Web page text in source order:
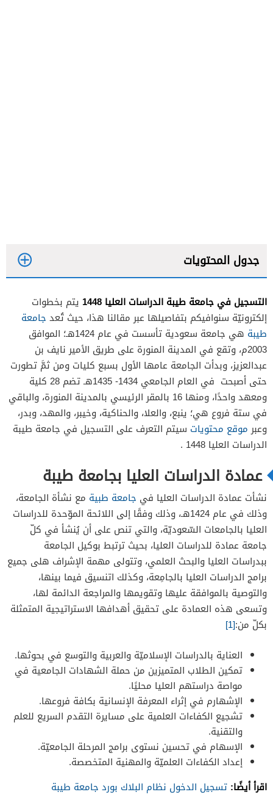
جدول المحتويات
التسجيل في جامعة طيبة الدراسات العليا 1448
يتم بخطوات
إلكترونيّة سنوافيكم بتفاصيلها عبر مقالنا هذا، حيث تُعد جامعة
طيبة
هي جامعة سعودية تأسست في عام 1424هـ؛ الموافق
2003م، وتقع في المدينة المنورة على طريق الأمير نايف بن
عبدالعزيز، وبدأت الجامعة عامها الأول بسبع كليات ومن ثمَّ تطورت
حتى أصبحت في العام الجامعي 1434- 1435هـ تضم 28 كلية
ومعهد واحدًا، ومنها 16 بالمقر الرئيسي بالمدينة المنورة، والباقي
في ستة فروع هي؛ ينبع، والعلا، والحناكية، وخيبر، والمهد، وبدر،
وعبرموقع محتويات سيتم التعرف على التسجيل في جامعة طيبة
الدراسات العليا 1448 .
عمادة الدراسات العليا بجامعة طيبة
نشأت عمادة الدراسات العليا في جامعة طبية مع نشأة الجامعة،
وذلك في عام 1424هـ، وذلك وفقًا إلى اللائحة الموّحدة للدراسات
العليا بالجامعات السّعوديّة، والتي تنص على أن يُنشأ في كلّ
جامعة عمادة للدراسات العليا، بحيث ترتبط بوكيل الجامعة
ببدراسات العليا والبحث العلمي، وتتولى مهمة الإشراف هلى جميع
برامج الدراسات العليا بالجامِعة، وكذلك اتنسيق فيما بينها،
والتوصية بالموافقة عليها وتقويمها والمراجعة الدائمة لها،
وتسعى هذه العمادة على تحقيق أهدافها الاستراتيجية المتمثلة
بكلّ من:[1]
العناية بالدراسات الإسلاميّة والعربية والتوسع في بحوثها.
تمكين الطلاب المتميزين من حملة الشهادات الجامعية في
مواصة دراستهم العليا محليًا.
الإشهارم في إثراء المعرفة الإنسانية بكافة فروعها.
تشجيع الكفاءات العلمية على مسايرة التقدم السريع للعلم
والتقنية.
الإسهام في تحسين نستوى برامج المرحلة الجامعيّة.
إعداد الكفاءات العلميّة والمهنية المتخصصة.
اقرأ أيضًا: تسجيل الدخول نظام البلاك بورد جامعة طيبة